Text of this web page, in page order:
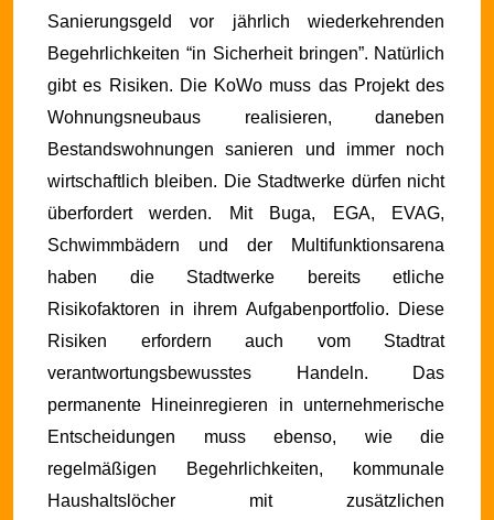
Sanierungsgeld vor jährlich wiederkehrenden
Begehrlichkeiten “in Sicherheit bringen”. Natürlich
gibt es Risiken. Die KoWo muss das Projekt des
Wohnungsneubaus realisieren, daneben
Bestandswohnungen sanieren und immer noch
wirtschaftlich bleiben. Die Stadtwerke dürfen nicht
überfordert werden. Mit Buga, EGA, EVAG,
Schwimmbädern und der Multifunktionsarena
haben die Stadtwerke bereits etliche
Risikofaktoren in ihrem Aufgabenportfolio. Diese
Risiken erfordern auch vom Stadtrat
verantwortungsbewusstes Handeln. Das
permanente Hineinregieren in unternehmerische
Entscheidungen muss ebenso, wie die
regelmäßigen Begehrlichkeiten, kommunale
Haushaltslöcher mit zusätzlichen